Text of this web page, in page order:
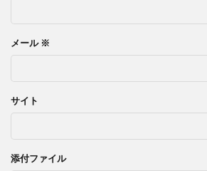
メール ※
サイト
添付ファイル